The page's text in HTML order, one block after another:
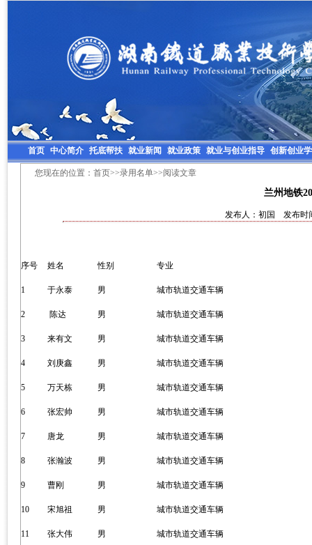
首页 中心简介 托底帮扶 就业新闻 就业政策 就业与创业指导 创新创业
您现在的位置：首页>>录用名单>>阅读文章
兰州地铁
发布人：初国 发布时
序号 姓名 性别 专业
1 于永泰 男 城市轨道交通车辆
2 陈达 男 城市轨道交通车辆
3 来有文 男 城市轨道交通车辆
4 刘庚鑫 男 城市轨道交通车辆
5 万天栋 男 城市轨道交通车辆
6 张宏帅 男 城市轨道交通车辆
7 唐龙 男 城市轨道交通车辆
8 张瀚波 男 城市轨道交通车辆
9 曹刚 男 城市轨道交通车辆
10 宋旭祖 男 城市轨道交通车辆
11 张大伟 男 城市轨道交通车辆